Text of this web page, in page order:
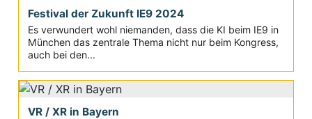
Festival der Zukunft IE9 2024
Es verwundert wohl niemanden, dass die KI beim IE9 in
München das zentrale Thema nicht nur beim Kongress,
auch bei den...
VR / XR in Bayern